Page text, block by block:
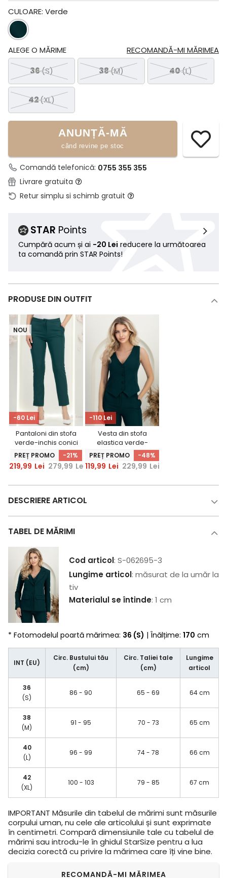
CULOARE: Verde
RECOMANDĂ-MI MĂRIMEA
ALEGE O MĂRIME
36(S) 38(M) 40(L)
42(XL)
ANUNȚĂ-MĂ
când revine pe stoc
Comandă telefonică: 0755 355 355
Livrare gratuita
Retur simplu si schimb gratuit
STAR Points
Cumpără acum și ai -20 Lei reducere la următoarea
ta comandă prin STAR Points!
PRODUSE DIN OUTFIT
-60 Lei
NOU
Pantaloni din stofa
verde-inchis conici
cu talie inalta si
buzunare laterale
- StarShinerS
PREȚ PROMO -21%
219,99 Lei 279,99 Lei
-110 Lei
Vesta din stofa
elastica verde-
inchis cu un croi
cambrat
PREȚ PROMO -48%
119,99 Lei 229,99 Lei
DESCRIERE ARTICOL
TABEL DE MĂRIMI
Cod articol: S-062695-3
Lungime articol: măsurat de la umăr la
tiv
Materialul se întinde: 1 cm
* Fotomodelul poartă mărimea: 36 (S) | Înălțime: 170 cm
INT (EU)
Circ. Bustului tău
(cm)
Circ. Taliei tale
(cm)
Lungime
articol
36
(S)
86 - 90 65 - 69 64 cm
38
(M)
91 - 95 70 - 73 65 cm
40
(L)
96 - 99 74 - 78 66 cm
42
(XL)
100 - 103 79 - 85 67 cm
IMPORTANT Măsurile din tabelul de mărimi sunt măsurile
corpului uman, nu cele ale articolului și sunt exprimate
în centimetri. Compară dimensiunile tale cu tabelul de
mărimi sau introdu-le în ghidul StarSize pentru a lua
decizia corectă cu privire la mărimea care îți vine bine.
RECOMANDĂ-MI MĂRIMEA